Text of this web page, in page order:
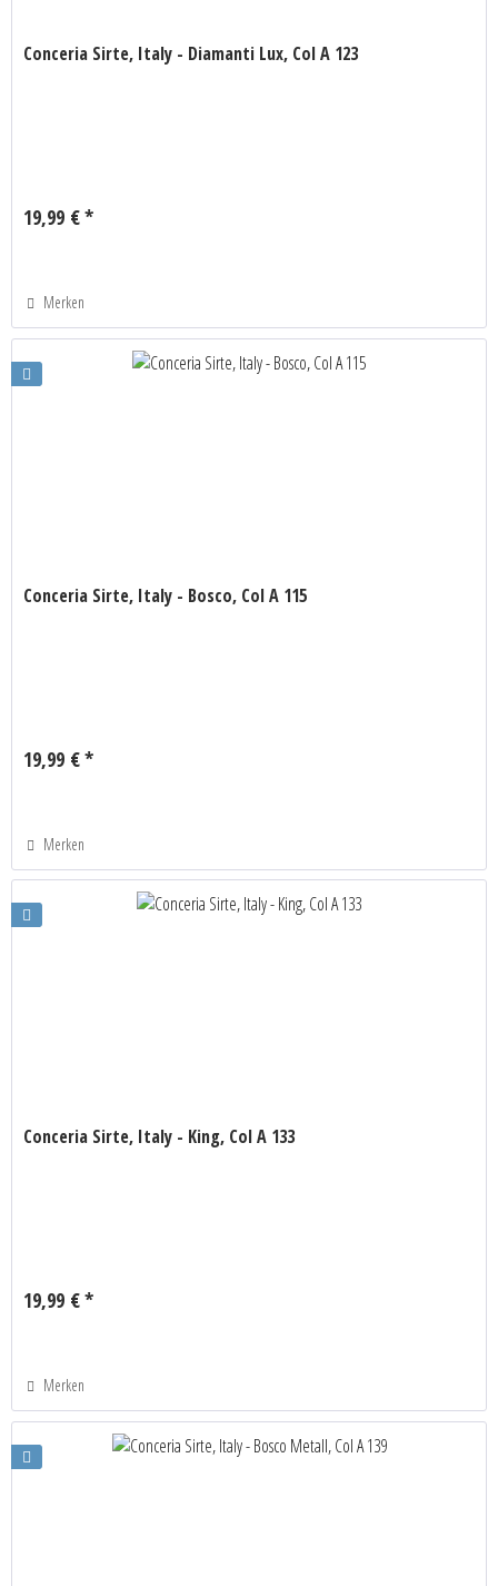
Conceria Sirte, Italy - Diamanti Lux, Col A 123
19,99 € *
Merken
Conceria Sirte, Italy - Bosco, Col A 115
19,99 € *
Merken
Conceria Sirte, Italy - King, Col A 133
19,99 € *
Merken